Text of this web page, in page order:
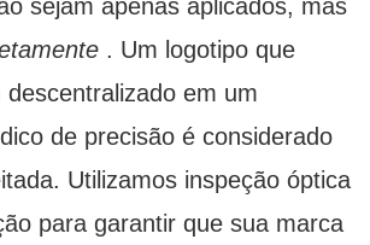
sejam apenas aplicados, mas
. Um logotipo que
em um
de precisão é considerado
Utilizamos inspeção óptica
para garantir que sua marca